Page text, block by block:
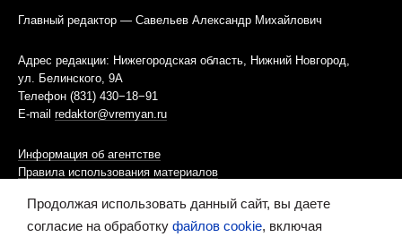
Главный редактор — Савельев Александр Михайлович
Адрес редакции: Нижегородская область, Нижний Новгород,
ул. Белинского, 9А
Телефон (831) 430−18−91
E-mail redaktor@vremyan.ru
Информация об агентстве
Правила использования материалов
Информационная политика использования «cookies»-файлов
Продолжая использовать данный сайт, вы даете
согласие на обработку файлов cookie, включая